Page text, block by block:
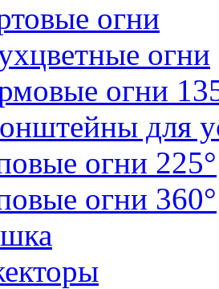
огни
огни
огни
для
огни 225°
огни 360°